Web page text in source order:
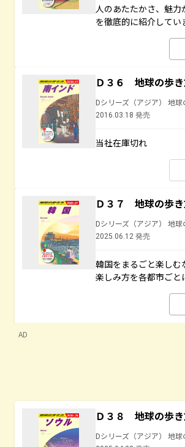
人のあたたかさ、魅
を徹底的に紹介してい
Ｄ３６ 地球の歩
Dシリーズ（アジア） 地
2016.03.18 発売
当社在庫切れ
Ｄ３７ 地球の歩
Dシリーズ（アジア） 地
2025.06.12 発売
韓国をまるごと楽しむ
楽しみ方を各都市ごと
AD
Ｄ３８ 地球の歩
Dシリーズ（アジア） 地